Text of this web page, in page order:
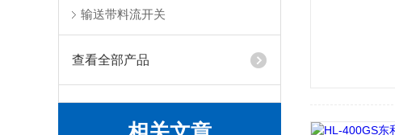
输送带料流开关
查看全部产品